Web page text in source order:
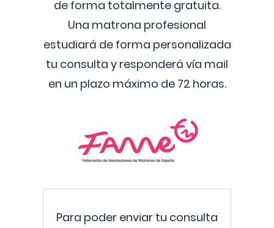
de forma totalmente gratuita.
Una matrona profesional
estudiará de forma personalizada
tu consulta y responderá vía mail
en un plazo máximo de 72 horas.
Para poder enviar tu consulta